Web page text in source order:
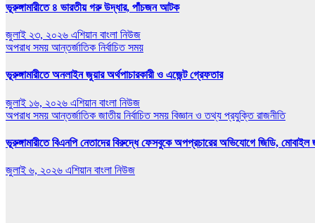
ভূরুঙ্গামারীতে ৪ ভারতীয় গরু উদ্ধার, পাঁচজন আটক
জুলাই ২৩, ২০২৬ এশিয়ান বাংলা নিউজ
অপরাধ সময় আন্তর্জাতিক নির্বাচিত সময়
ভূরুঙ্গামারীতে অনলাইন জুয়ার অর্থপাচারকারী ও এজেন্ট গ্রেফতার
জুলাই ১৬, ২০২৬ এশিয়ান বাংলা নিউজ
অপরাধ সময় আন্তর্জাতিক জাতীয় নির্বাচিত সময় বিজ্ঞান ও তথ্য প্রযুক্তিরাজনীতি
ভূরুঙ্গামারীতে বিএনপি নেতাদের বিরুদ্ধে ফেসবুকে অপপ্রচারের অভিযোগে জিডি, মোবাইল
জুলাই ৬, ২০২৬ এশিয়ান বাংলা নিউজ